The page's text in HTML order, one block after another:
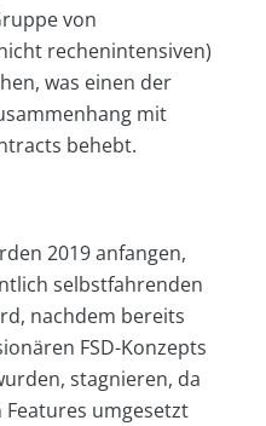
von
rechenintensiven)
was einen der
mit
behebt.
2019 anfangen,
selbstfahrenden
nachdem bereits
FSD-Konzepts
stagnieren, da
umgesetzt